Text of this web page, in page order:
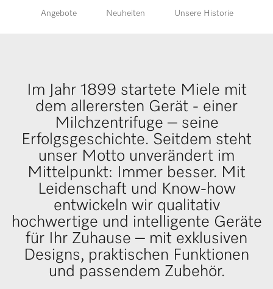
Angebote Neuheiten Unsere Historie
Im Jahr 1899 startete Miele mit
dem allerersten Gerät - einer
Milchzentrifuge – seine
Erfolgsgeschichte. Seitdem steht
unser Motto unverändert im
Mittelpunkt: Immer besser. Mit
Leidenschaft und Know-how
entwickeln wir qualitativ
hochwertige und intelligente Geräte
für Ihr Zuhause – mit exklusiven
Designs, praktischen Funktionen
und passendem Zubehör.